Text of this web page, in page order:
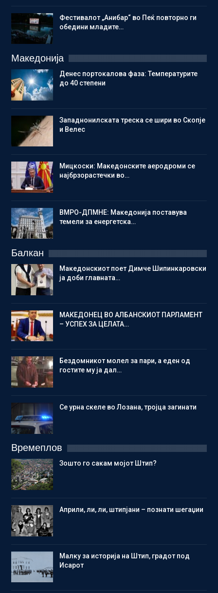
Фестивалот „Анибар“ во Пеќ повторно ги
обедини младите…
Македонија
Денес портокалова фаза: Температурите
до 40 степени
Западнонилската треска се шири во Скопје
и Велес
Мицкоски: Македонските аеродроми се
најбрзорастечки во…
ВМРО-ДПМНЕ: Македонија поставува
темели за енергетска…
Балкан
Македонскиот поет Димче Шипинкаровски
ја доби главната…
МАКЕДОНЕЦ ВО АЛБАНСКИОТ ПАРЛАМЕНТ
– УСПЕХ ЗА ЦЕЛАТА…
Бездомникот молел за пари, а еден од
гостите му ја дал…
Се урна скеле во Лозана, тројца загинати
Времеплов
Зошто го сакам мојот Штип?
Aприли, ли, ли, штипјани – познати шегаџии
Малку за историја на Штип, градот под
Исарот